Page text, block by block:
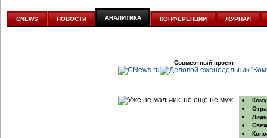
аналитике
CNEWS НОВОСТИ АНАЛИТИКА КОНФЕРЕНЦИИ ЖУРНАЛ
Совместный проект